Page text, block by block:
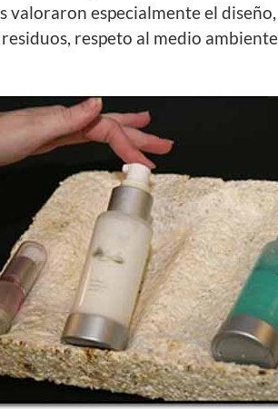
valoraron especialmente el
respeto al medio